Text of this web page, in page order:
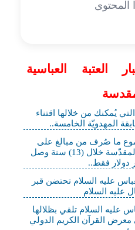
المحتوى
العتبة العباسية
يُمكنك من خلالها اقتناء
المهدويّة الخامسة..
ما صُرف من مبالغ على
مشاريع العتبة العبّاسية المقدّسة خلال (13) سنة وصل
دولار فقط..
عليه السلام تحتضن قبر
عليه السلام
عليه السلام تلقي بظلالها
القرآن الكريم الدولي